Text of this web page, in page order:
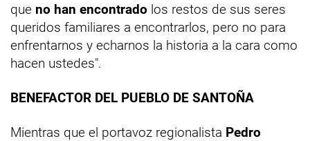
que no han encontrado los restos de sus seres
queridos familiares a encontrarlos, pero no para
enfrentarnos y echarnos la historia a la cara como
hacen ustedes".
BENEFACTOR DEL PUEBLO DE SANTOÑA
Mientras que el portavoz regionalista Pedro